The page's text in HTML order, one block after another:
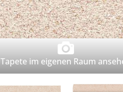
Tapete im eigenen Raum